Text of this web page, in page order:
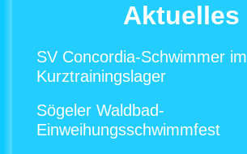
Aktuelles
SV Concordia-Schwimmer im
Kurztrainingslager
Sögeler Waldbad-
Einweihungsschwimmfest